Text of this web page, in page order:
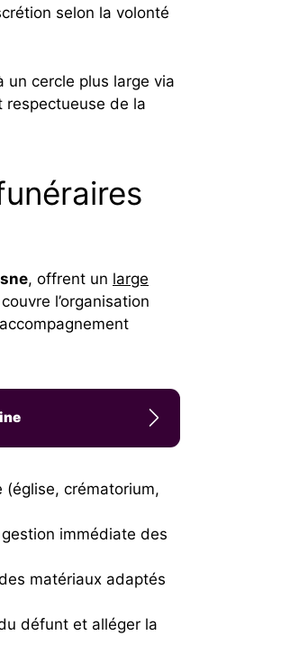
selon la volonté
un cercle plus large via
respectueuse de la
, offrent un large
l’organisation
(église, crématorium,
immédiate des
matériaux adaptés
défunt et alléger la